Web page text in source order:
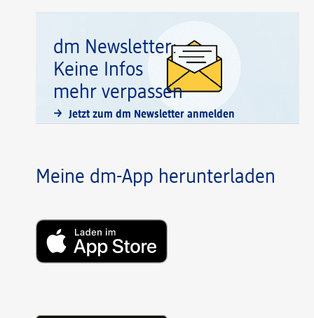
dm Newsletter:
Keine Infos
mehr verpassen
Jetzt zum dm Newsletter anmelden
Meine dm-App herunterladen